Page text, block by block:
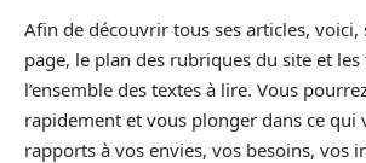
Afin de découvrir tous ses articles,
page, le plan des rubriques du site et
l’ensemble des textes à lire. Vous
rapidement et vous plonger dans ce qui
rapports à vos envies, vos besoins, vos